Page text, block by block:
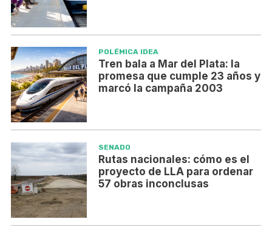
POLÉMICA IDEA
Tren bala a Mar del Plata: la
promesa que cumple 23 años y
marcó la campaña 2003
SENADO
Rutas nacionales: cómo es el
proyecto de LLA para ordenar
57 obras inconclusas